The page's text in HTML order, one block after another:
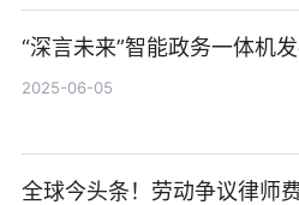
“深言未来”智能政务一体机
2025-06-05
全球今头条！劳动争议律师